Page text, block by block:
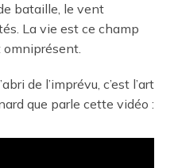
bataille, le vent
La vie est ce champ
omniprésent.
de l’imprévu, c’est l’art
que parle cette vidéo :